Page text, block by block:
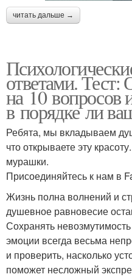
читать дальше →
ответами. Тест:
на 10 вопросов
в порядке ли
Ребята, мы вкладываем
что открываете эту
мурашки.
Присоединяйтесь к нам в
Жизнь полна волнений и
душевное равновесие
Сохранять
эмоции всегда весьма
и проверить, насколько
поможет несложный